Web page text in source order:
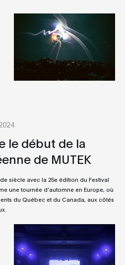
le début de la
de MUTEK
siècle avec la 25e édition du Festival
une tournée d’automne en Europe, où
du Québec et du Canada, aux côtés